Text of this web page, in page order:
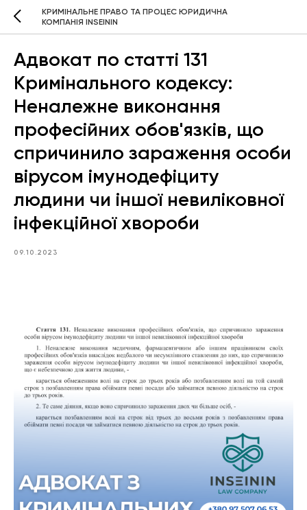
КРИМІНАЛЬНЕ ПРАВО ТА ПРОЦЕС ЮРИДИЧНА
КОМПАНІЯ INSEININ
Адвокат по статті 131
Кримінального кодексу:
Неналежне виконання
професійних обов'язків, що
спричинило зараження особи
вірусом імунодефіциту
людини чи іншої невиліковної
інфекційної хвороби
09.10.2023